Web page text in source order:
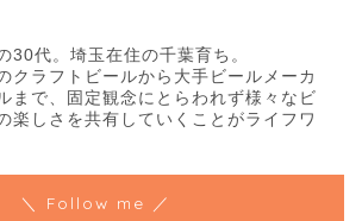
30代。埼玉在住の千葉育ち。
クラフトビールから大手ビールメーカ
まで、固定観念にとらわれず様々なビ
楽しさを共有していくことがライフワ
＼ Follow me ／